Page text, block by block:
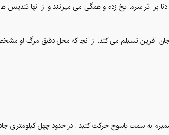
دنا بر اثر سرما یخ زده و همگی می میرنند و از آنها
به سمت یاسوج حرکت کنید . در حدود چهل کیلومتری